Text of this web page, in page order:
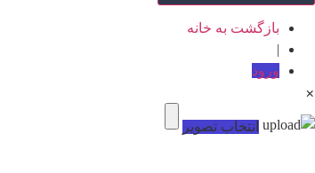
بازگشت به خانه
|
ورود
×
انتخاب تصویر